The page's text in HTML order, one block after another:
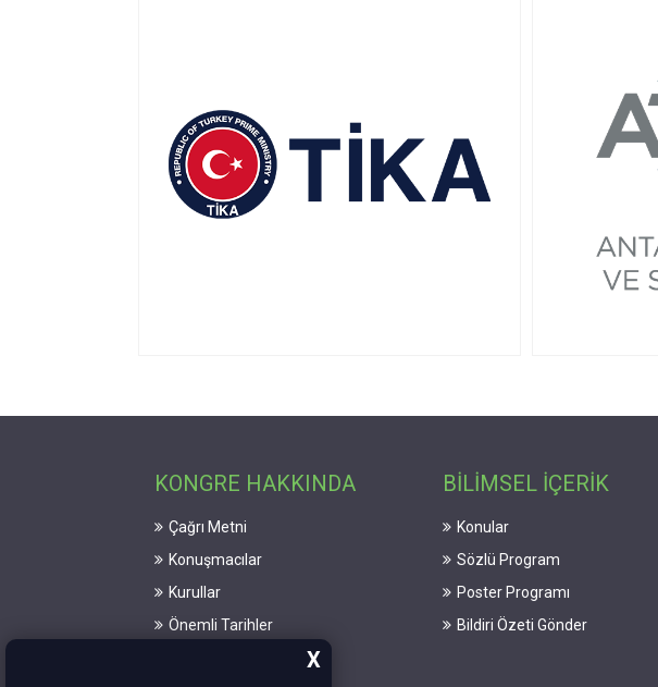
X
KONGRE HAKKINDA
Çağrı Metni
Konuşmacılar
Kurullar
Önemli Tarihler
BİLİMSEL İÇERİK
Konular
Sözlü Program
Poster Programı
Bildiri Özeti Gönder